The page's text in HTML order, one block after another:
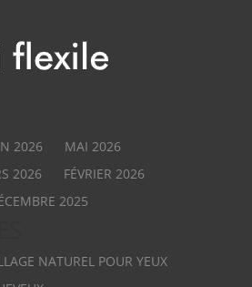
2026
MAI 2026
2026
FÉVRIER 2026
2025
NATUREL POUR YEUX